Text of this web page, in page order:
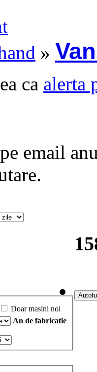
»
ca alerta
email
Doar masini noi
An de fabricatie